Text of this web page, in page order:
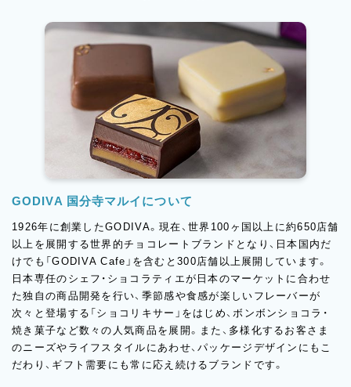
GODIVA 国分寺マルイについて
1926年に創業したGODIVA。現在、世界100ヶ国以上に約650店舗
以上を展開する世界的チョコレートブランドとなり、日本国内だ
けでも「GODIVA Cafe」を含むと300店舗以上展開しています。
日本専任のシェフ・ショコラティエが日本のマーケットに合わせ
た独自の商品開発を行い、季節感や食感が楽しいフレーバーが
次々と登場する「ショコリキサー」をはじめ、ボンボンショコラ・
焼き菓子など数々の人気商品を展開。また、多様化するお客さま
のニーズやライフスタイルにあわせ、パッケージデザインにもこ
だわり、ギフト需要にも常に応え続けるブランドです。